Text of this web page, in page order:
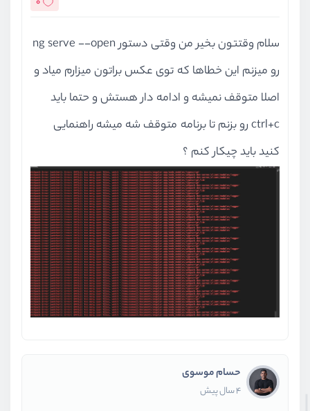
سلام وقتتون بخیر من وقتی دستور ng serve --open
رو میزنم این خطاها که توی عکس براتون میزارم میاد و
اصلا متوقف نمیشه و ادامه دار هستش و حتما باید
ctrl+c رو بزنم تا برنامه متوقف شه میشه راهنمایی
کنید باید چیکار کنم ؟
حسام موسوی
4 سال پیش